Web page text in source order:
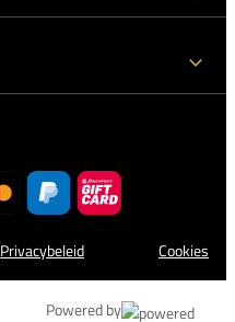
Privacybeleid Cookies
Powered by